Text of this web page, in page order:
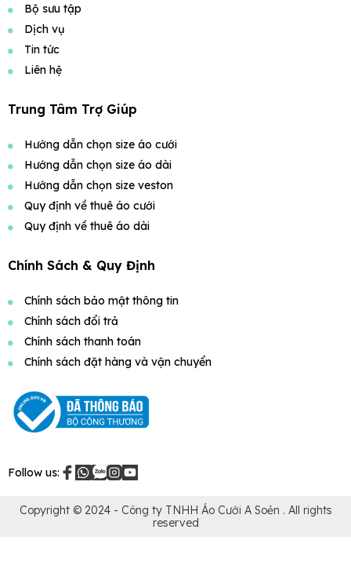
Bộ sưu tập
Dịch vụ
Tin tức
Liên hệ
Trung Tâm Trợ Giúp
Hướng dẫn chọn size áo cưới
Hướng dẫn chọn size áo dài
Hướng dẫn chọn size veston
Quy định về thuê áo cưới
Quy định về thuê áo dài
Chính Sách & Quy Định
Chính sách bảo mật thông tin
Chính sách đổi trả
Chính sách thanh toán
Chính sách đặt hàng và vận chuyển
Follow us:
Copyright © 2024 - Công ty TNHH Áo Cưới A Soẻn . All rights
reserved